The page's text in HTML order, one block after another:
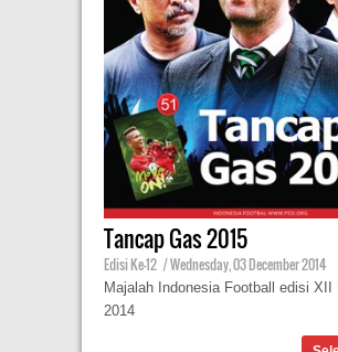
Tancap Gas 2015
Edisi Ke-12 | Wednesday, 03 December 2014
Majalah Indonesia Football edisi XII
2014